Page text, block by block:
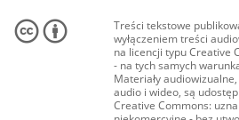
Treści tekstowe
wyłączeniem treści
na licencji typu Creative
- na tych samych
Materiały
audio i wideo, są
Creative Commons: